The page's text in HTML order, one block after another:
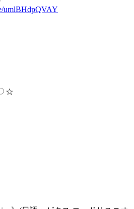
umlBHdpQVAY
☆